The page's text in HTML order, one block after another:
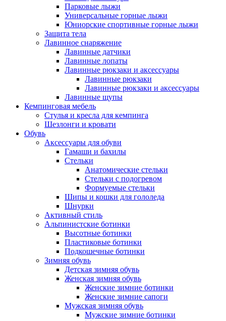
Парковые лыжи
Универсальные горные лыжи
Юниорские спортивные горные лыжи
Защита тела
Лавинное снаряжение
Лавинные датчики
Лавинные лопаты
Лавинные рюкзаки и аксессуары
Лавинные рюкзаки
Лавинные рюкзаки и аксессуары
Лавинные щупы
Кемпинговая мебель
Стулья и кресла для кемпинга
Шезлонги и кровати
Обувь
Аксессуары для обуви
Гамаши и бахилы
Стельки
Анатомические стельки
Стельки с подогревом
Формуемые стельки
Шипы и кошки для гололеда
Шнурки
Активный стиль
Альпинистские ботинки
Высотные ботинки
Пластиковые ботинки
Подкошечные ботинки
Зимняя обувь
Детская зимняя обувь
Женская зимняя обувь
Женские зимние ботинки
Женские зимние сапоги
Мужская зимняя обувь
Мужские зимние ботинки